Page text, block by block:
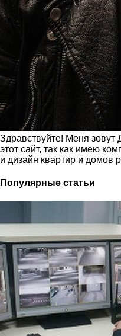
Здравствуйте! Меня
этот сайт, так как имею
и дизайн квартир и домов
Популярные статьи